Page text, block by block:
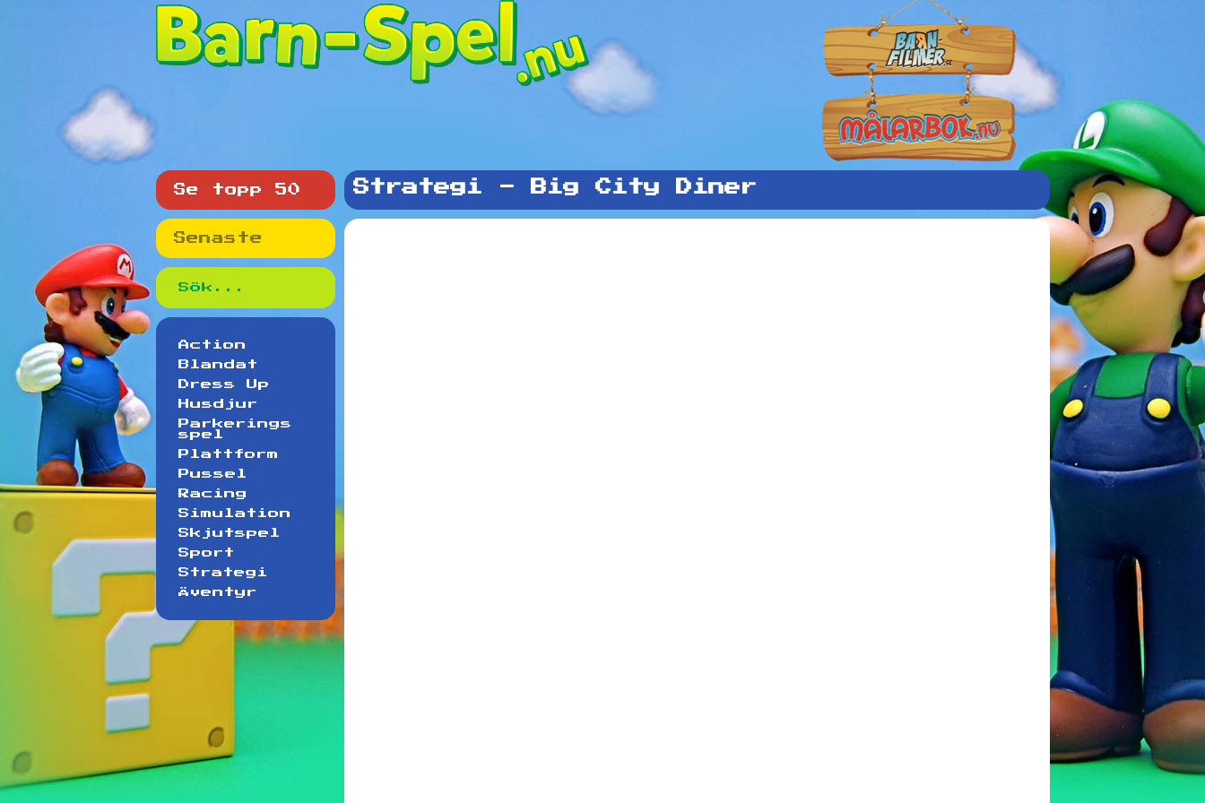
Se topp 50
Senaste
Action
Blandat
Dress Up
Husdjur
Parkerings
spel
Plattform
Pussel
Racing
Simulation
Skjutspel
Sport
Strategi
Äventyr
Strategi - Big City Diner